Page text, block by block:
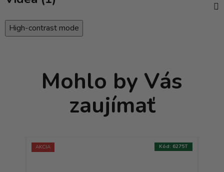
High-contrast mode
Mohlo by Vás
zaujímať
AKCIA Kód: 6275T